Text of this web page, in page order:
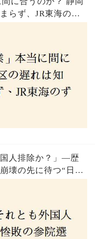
らず、JR東海のず
国人排除か？」―歴
壊の先に待つ“日本